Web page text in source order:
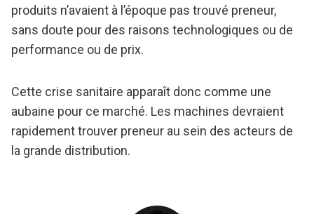
produits n’avaient à l’époque pas trouvé preneur,
sans doute pour des raisons technologiques ou de
performance ou de prix.
Cette crise sanitaire apparaît donc comme une
aubaine pour ce marché. Les machines devraient
rapidement trouver preneur au sein des acteurs de
la grande distribution.